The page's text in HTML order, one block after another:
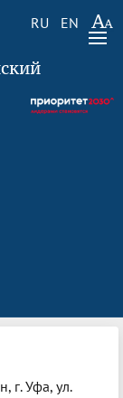
RU EN
г. Уфа, ул.